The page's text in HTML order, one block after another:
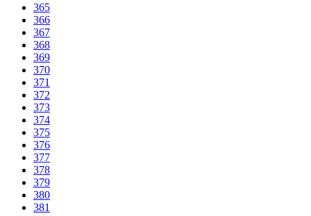
365
366
367
368
369
370
371
372
373
374
375
376
377
378
379
380
381